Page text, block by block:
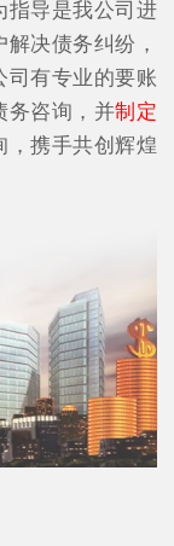
指导是我公司进
决债务纠纷，
司有专业的要账
务咨询，并制定
，携手共创辉煌